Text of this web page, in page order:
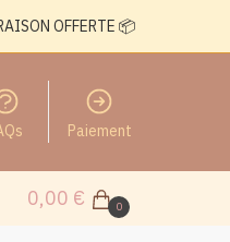
OFFERTE 📦
Paiement
0,00 € 0